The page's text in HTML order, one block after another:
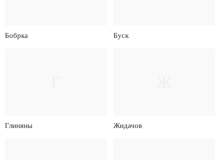
Бобрка Буск
Глиняны Жидачов